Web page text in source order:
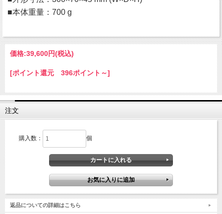
■本体重量：700 g
価格:39,600円(税込)
[ポイント還元 396ポイント～]
注文
購入数： 個
返品についての詳細はこちら